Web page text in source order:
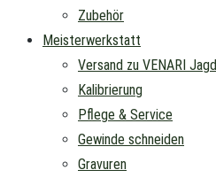
Zubehör
Meisterwerkstatt
Versand zu VENARI Jagd
Kalibrierung
Pflege & Service
Gewinde schneiden
Gravuren